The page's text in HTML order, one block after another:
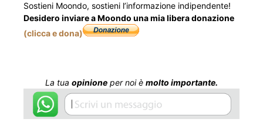
Sostieni Moondo, sostieni l’informazione indipendente!
Desidero inviare a Moondo una mia libera donazione
(clicca e dona)
La tua opinione per noi è molto importante.